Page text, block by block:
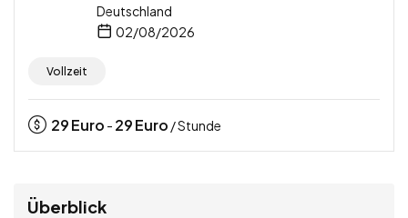
Deutschland
02/08/2026
Vollzeit
29Euro - 29Euro / Stunde
Überblick